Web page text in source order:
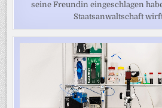
seine Freundin eingeschlagen
Staatsanwaltschaft